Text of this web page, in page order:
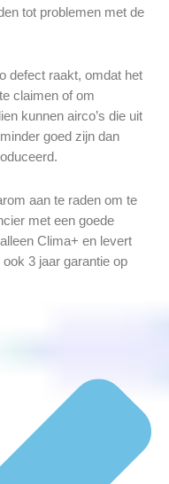
tot problemen met de
defect raakt, omdat het
claimen of om
kunnen airco’s die uit
goed zijn dan
aan te raden om te
met een goede
Clima+ en levert
3 jaar garantie op